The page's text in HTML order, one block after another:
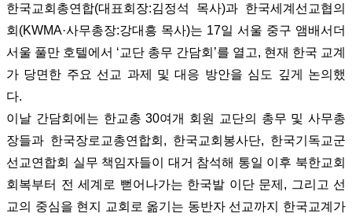
한국교회총연합(대표회장:김정석 목사)과 한국세계선교협의
회(KWMA·사무총장:강대흥 목사)는 17일 서울 중구 앰배서더
서울 풀만 호텔에서 ‘교단 총무 간담회’를 열고, 현재 한국 교계
가 당면한 주요 선교 과제 및 대응 방안을 심도 깊게 논의했
다.
이날 간담회에는 한교총 30여개 회원 교단의 총무 및 사무총
장들과 한국장로교총연합회, 한국교회봉사단, 한국기독교군
선교연합회 실무 책임자들이 대거 참석해 통일 이후 북한교회
회복부터 전 세계로 뻗어나가는 한국발 이단 문제, 그리고 선
교의 중심을 현지 교회로 옮기는 동반자 선교까지 한국교계가